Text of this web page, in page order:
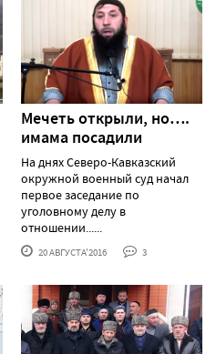
Мечеть открыли, но….
имама посадили
На днях Северо-Кавказский
окружной военный суд начал
первое заседание по
уголовному делу в
отношении......
20 АВГУСТА'2016 3